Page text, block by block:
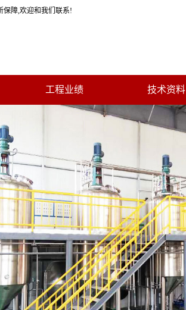
保障,欢迎和我们联系!
工程业绩 技术资料